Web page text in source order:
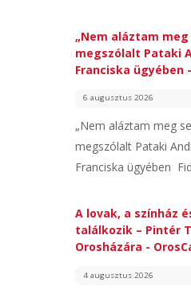
„Nem aláztam meg
megszólalt Pataki
Franciska ügyében
6 augusztus 2026
„Nem aláztam meg
megszólalt Pataki
Franciska ügyében
A lovak, a színház
találkozik – Pintér
Orosházára -
4 augusztus 2026